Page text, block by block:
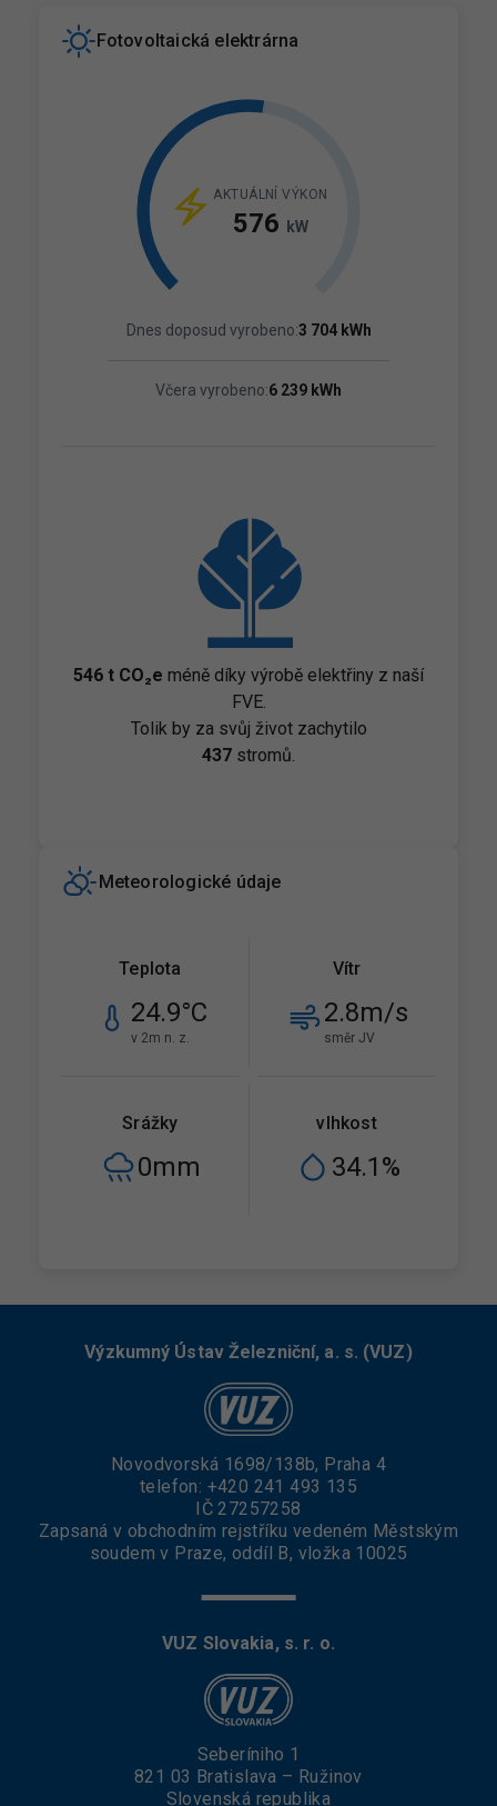
Fotovoltaická elektrárna
AKTUÁLNÍ VÝKON
576 kW
Dnes doposud vyrobeno:3 704 kWh
Včera vyrobeno:6 239 kWh
546 t CO₂e méně díky výrobě elektřiny z naší
FVE.
Tolik by za svůj život zachytilo
437 stromů.
Meteorologické údaje
Teplota
24.9°C
v 2m n. z.
Vítr
2.8m/s
směr JV
Srážky
0mm
vlhkost
34.1 %
Výzkumný Ústav Železniční, a. s. (VUZ)
Novodvorská 1698/138b, Praha 4
telefon: +420 241 493 135
IČ 27257258
Zapsaná v obchodním rejstříku vedeném Městským
soudem v Praze, oddíl B, vložka 10025
VUZ Slovakia, s. r. o.
Seberíniho 1
821 03 Bratislava – Ružinov
Slovenská republika